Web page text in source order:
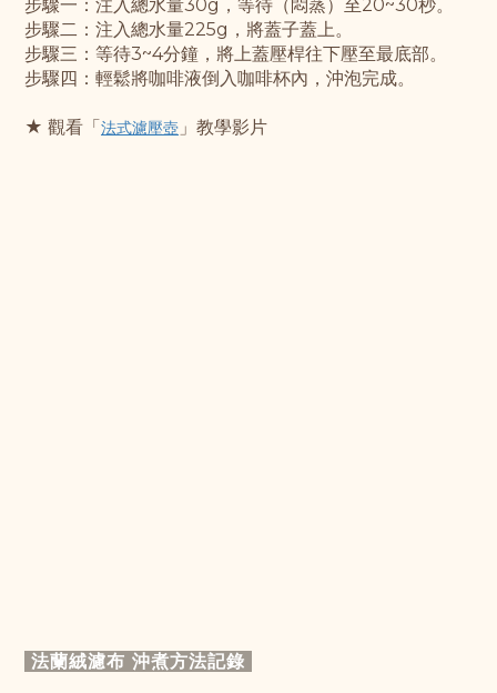
步驟一： 注入總水量30g，等待（悶蒸）至20~30秒。
步驟二： 注入總水量225g，將蓋子蓋上。
步驟三： 等待3~4分鐘，將上蓋壓桿往下壓至最底部。
步驟四： 輕鬆將咖啡液倒入咖啡杯內，沖泡完成。
★ 觀看「法式濾壓壺 」教學影片
法蘭絨濾布 沖煮方法記錄